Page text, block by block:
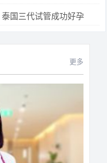
国三代试管成功好孕
更多